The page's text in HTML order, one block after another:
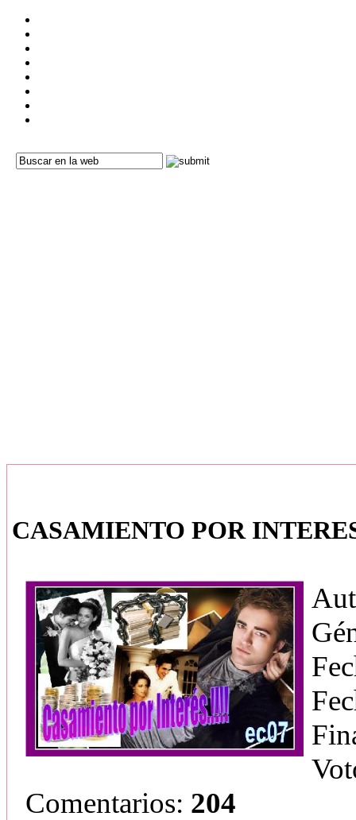
CASAMIENTO POR
Comentarios: 204